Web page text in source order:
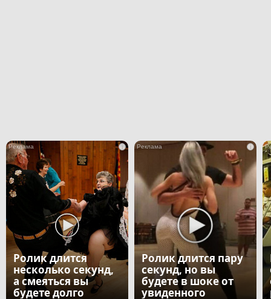
i
Ролик длится
несколько секунд,
а смеяться вы
будете долго
i
Ролик длится пару
секунд, но вы
будете в шоке от
увиденного